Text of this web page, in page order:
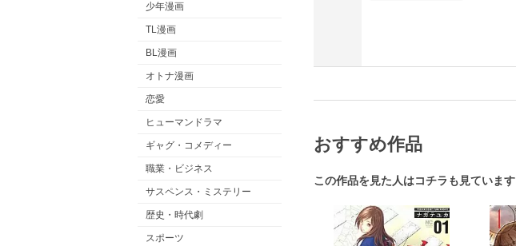
少年漫画
TL漫画
BL漫画
オトナ漫画
恋愛
ヒューマンドラマ
ギャグ・コメディー
職業・ビジネス
サスペンス・ミステリー
歴史・時代劇
スポーツ
おすすめ作品
この作品を見た人はコチラも見ています